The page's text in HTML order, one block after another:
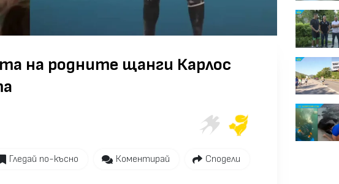
на родните щанги Карлос
Гледай по-късно Коментирай Сподели